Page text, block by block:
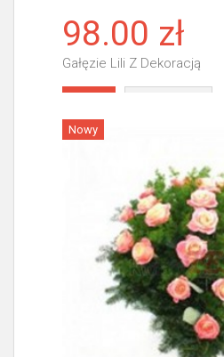
98.00 zł
Gałęzie Lili Z Dekoracją
Nowy